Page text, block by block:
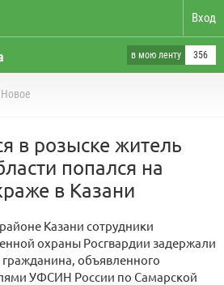
Вход
в мою ленту 356
Новое
в розыске житель
попался на
в Казани
Казани сотрудники
охраны Росгвардии задержали
объявленного
УФСИН России по Самарской